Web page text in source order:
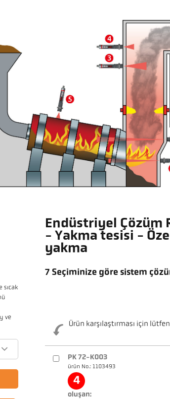
Endüstriyel Çözüm
- Yakma tesisi -
yakma
sıcak
ve
7 Seçiminize göre sistem
Ürün karşılaştırması için
PK 72-K003
ürün No.: 1103493
4
oluşan: